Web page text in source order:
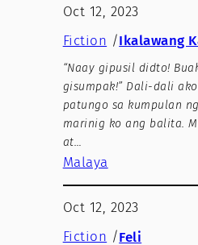
Oct 12, 2023
Fiction /Ikalawang
“Naay gipusil didto!
gisumpak!” Dali-dali
patungo sa kumpulan
marinig ko ang balita.
at…
Malaya
Oct 12, 2023
Fiction /Feli